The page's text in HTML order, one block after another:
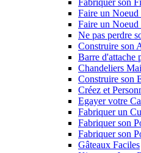
Faire un
Faire un
Ne pas perdre
Construire son
Barre d'attache
Chandeliers
Construire son
Créez et
Egayer votre
Fabriquer un
Fabriquer son
Fabriquer son
Gâteaux Faciles